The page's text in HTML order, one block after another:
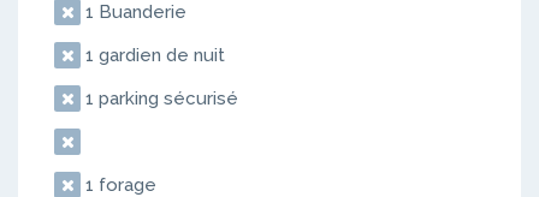
1 Buanderie
1 gardien de nuit
1 parking sécurisé
1 forage